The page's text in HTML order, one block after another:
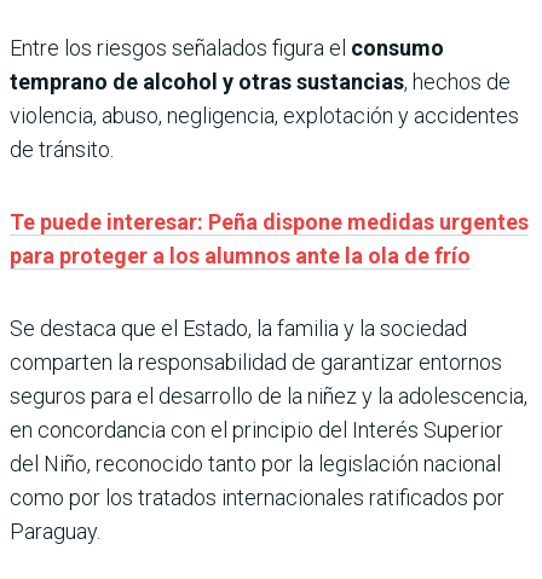
Entre los riesgos señalados figura el consumo
temprano de alcohol y otras sustancias, hechos de
violencia, abuso, negligencia, explotación y accidentes
de tránsito.
Te puede interesar: Peña dispone medidas urgentes
para proteger a los alumnos ante la ola de frío
Se destaca que el Estado, la familia y la sociedad
comparten la responsabilidad de garantizar entornos
seguros para el desarrollo de la niñez y la adolescencia,
en concordancia con el principio del Interés Superior
del Niño, reconocido tanto por la legislación nacional
como por los tratados internacionales ratificados por
Paraguay.